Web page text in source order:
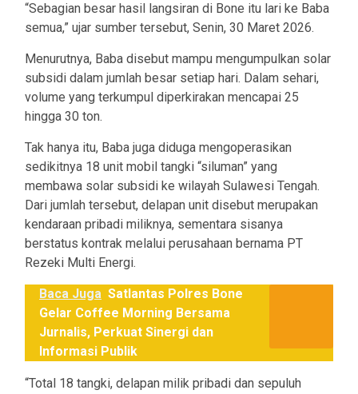
“Sebagian besar hasil langsiran di Bone itu lari ke Baba
semua,” ujar sumber tersebut, Senin, 30 Maret 2026.
Menurutnya, Baba disebut mampu mengumpulkan solar
subsidi dalam jumlah besar setiap hari. Dalam sehari,
volume yang terkumpul diperkirakan mencapai 25
hingga 30 ton.
Tak hanya itu, Baba juga diduga mengoperasikan
sedikitnya 18 unit mobil tangki “siluman” yang
membawa solar subsidi ke wilayah Sulawesi Tengah.
Dari jumlah tersebut, delapan unit disebut merupakan
kendaraan pribadi miliknya, sementara sisanya
berstatus kontrak melalui perusahaan bernama PT
Rezeki Multi Energi.
Baca Juga Satlantas Polres Bone
Gelar Coffee Morning Bersama
Jurnalis, Perkuat Sinergi dan
Informasi Publik
“Total 18 tangki, delapan milik pribadi dan sepuluh